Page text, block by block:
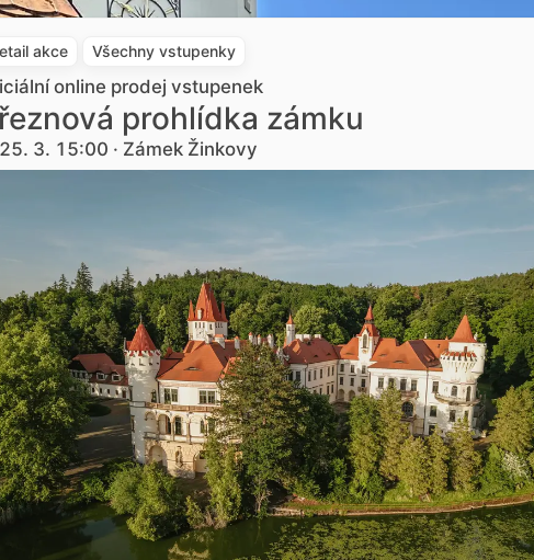
akce Všechny vstupenky
online prodej vstupenek
prohlídka zámku
3. 15:00 · Zámek Žinkovy